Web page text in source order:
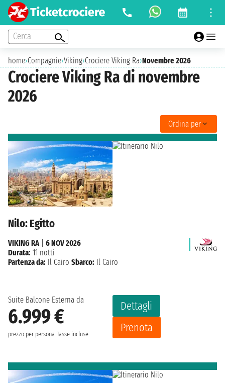
Cerca
home›Compagnie›Viking›Crociere Viking Ra›Novembre 2026
Crociere Viking Ra di novembre
2026
Ordina per
Nilo: Egitto
Suite Balcone Esterna da
6.999 €
prezzo per persona Tasse incluse
Dettagli
Prenota
VIKING RA
6 NOV 2026
Durata: 11 notti
Partenza da: Il Cairo Sbarco: Il Cairo